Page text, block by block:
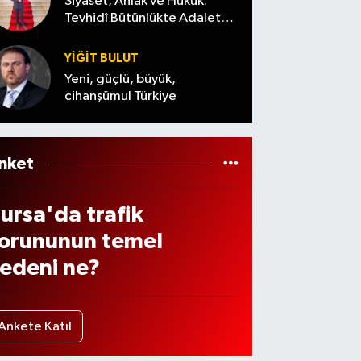
2026
Tevhidî Bütünlükte Adalet
YİĞİT BULUT
Yeni, güçlü, büyük,
cihanşümul Türkiye
trafik
temel
ne?
Katıl